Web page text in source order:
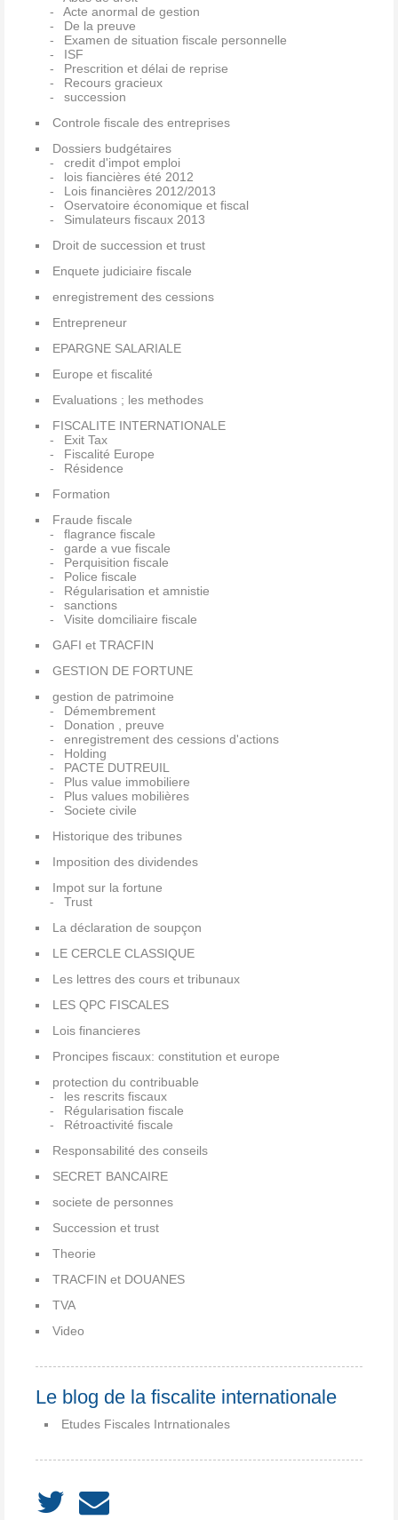
Acte anormal de gestion
De la preuve
Examen de situation fiscale personnelle
ISF
Prescrition et délai de reprise
Recours gracieux
succession
Controle fiscale des entreprises
Dossiers budgétaires
credit d'impot emploi
lois fiancières été 2012
Lois financières 2012/2013
Oservatoire économique et fiscal
Simulateurs fiscaux 2013
Droit de succession et trust
Enquete judiciaire fiscale
enregistrement des cessions
Entrepreneur
EPARGNE SALARIALE
Europe et fiscalité
Evaluations ; les methodes
FISCALITE INTERNATIONALE
Exit Tax
Fiscalité Europe
Résidence
Formation
Fraude fiscale
flagrance fiscale
garde a vue fiscale
Perquisition fiscale
Police fiscale
Régularisation et amnistie
sanctions
Visite domciliaire fiscale
GAFI et TRACFIN
GESTION DE FORTUNE
gestion de patrimoine
Démembrement
Donation , preuve
enregistrement des cessions d'actions
Holding
PACTE DUTREUIL
Plus value immobiliere
Plus values mobilières
Societe civile
Historique des tribunes
Imposition des dividendes
Impot sur la fortune
Trust
La déclaration de soupçon
LE CERCLE CLASSIQUE
Les lettres des cours et tribunaux
LES QPC FISCALES
Lois financieres
Proncipes fiscaux: constitution et europe
protection du contribuable
les rescrits fiscaux
Régularisation fiscale
Rétroactivité fiscale
Responsabilité des conseils
SECRET BANCAIRE
societe de personnes
Succession et trust
Theorie
TRACFIN et DOUANES
TVA
Video
Le blog de la fiscalite internationale
Etudes Fiscales Intrnationales